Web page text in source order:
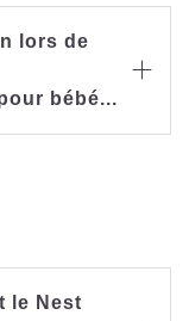
lors de
bébé...

le Nest